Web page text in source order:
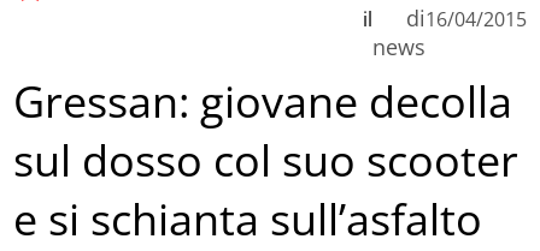
di
news
il 16/04/2015
Gressan: giovane decolla
sul dosso col suo scooter
e si schianta sull’asfalto